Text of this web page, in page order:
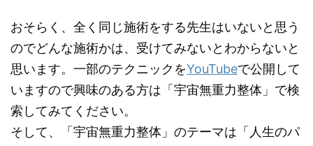
おそらく、全く同じ施術をする先生はいないと思う
のでどんな施術かは、受けてみないとわからないと
思います。一部のテクニックをYouTubeで公開して
いますので興味のある方は「宇宙無重力整体」で検
索してみてください。
そして、「宇宙無重力整体」のテーマは「人生のパ